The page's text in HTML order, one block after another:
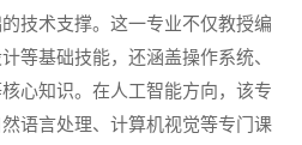
技术支撑。这一专业不仅教授编
等基础技能，还涵盖操作系统、
心知识。在人工智能方向，该专
语言处理、计算机视觉等专门课